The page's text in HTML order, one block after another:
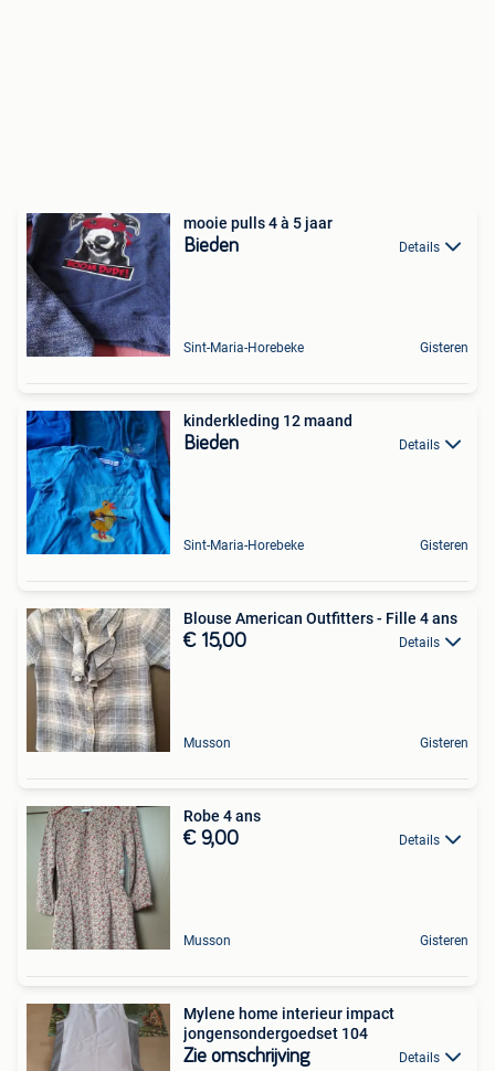
mooie pulls 4 à 5 jaar
Bieden Details
Sint-Maria-Horebeke Gisteren
kinderkleding 12 maand
Bieden Details
Sint-Maria-Horebeke Gisteren
Blouse American Outfitters - Fille 4 ans
€ 15,00 Details
Musson Gisteren
Robe 4 ans
€ 9,00 Details
Musson Gisteren
Mylene home interieur impact
jongensondergoedset 104
Zie omschrijving Details